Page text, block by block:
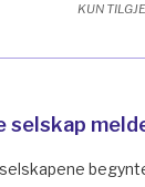
KUN
selskap